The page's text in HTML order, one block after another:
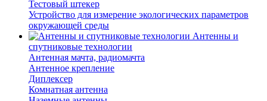
Тестовый штекер
Устройство для измерение экологических параметров
окружающей среды
Антенны и
спутниковые технологии
Антенная мачта, радиомачта
Антенное крепление
Диплексер
Комнатная антенна